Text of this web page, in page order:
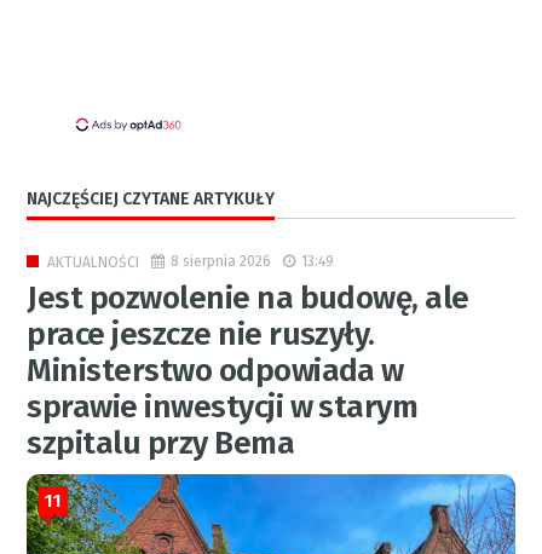
NAJCZĘŚCIEJ CZYTANE ARTYKUŁY
AKTUALNOŚCI 8 sierpnia 2026 13:49
Jest pozwolenie na budowę, ale
prace jeszcze nie ruszyły.
Ministerstwo odpowiada w
sprawie inwestycji w starym
szpitalu przy Bema
11